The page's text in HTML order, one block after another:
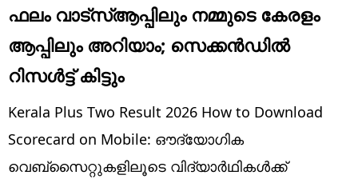
Education
Sports
Lifestyle
world
ഫലം വാട്‌സ്ആപ്പിലും നമ്മുടെ കേരളം
ആപ്പിലും അറിയാം; സെക്കന്‍ഡില്‍
റിസള്‍ട്ട് കിട്ടും
Kerala Plus Two Result 2026 How to Download
Scorecard on Mobile: ഔദ്യോഗിക
വെബ്സൈറ്റുകളിലൂടെ വിദ്യാര്‍ഥികള്‍ക്ക്